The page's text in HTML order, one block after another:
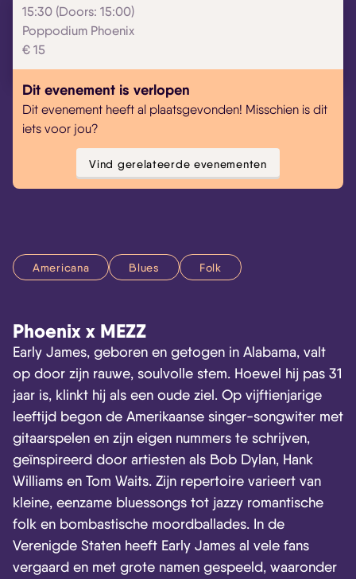
Skip navigatie
15:30 (Doors: 15:00)
Poppodium Phoenix
€ 15
Dit evenement is verlopen
Dit evenement heeft al plaatsgevonden! Misschien is dit
iets voor jou?
Vind gerelateerde evenementen
Americana Blues Folk
Phoenix x MEZZ
Early James, geboren en getogen in Alabama, valt
op door zijn rauwe, soulvolle stem. Hoewel hij pas 31
jaar is, klinkt hij als een oude ziel. Op vijftienjarige
leeftijd begon de Amerikaanse singer-songwiter met
gitaarspelen en zijn eigen nummers te schrijven,
geïnspireerd door artiesten als Bob Dylan, Hank
Williams en Tom Waits. Zijn repertoire varieert van
kleine, eenzame bluessongs tot jazzy romantische
folk en bombastische moordballades. In de
Verenigde Staten heeft Early James al vele fans
vergaard en met grote namen gespeeld, waaronder